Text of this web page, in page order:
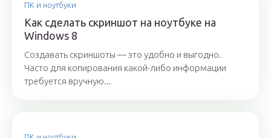
ПК и ноутбуки
Как сделать скриншот на ноутбуке на
Windows 8
Создавать скриншоты — это удобно и выгодно.
Часто для копирования какой-либо информации
требуется вручную...